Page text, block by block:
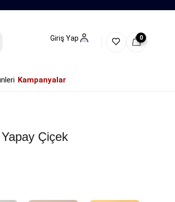
Giriş Yap 0
Kampanyalar
Çiçek